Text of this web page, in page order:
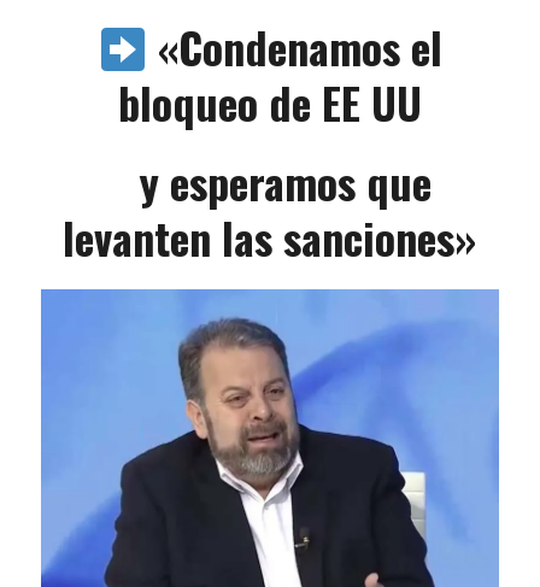
«Condenamos el
bloqueo de EE UU
y esperamos que
levanten las sanciones»